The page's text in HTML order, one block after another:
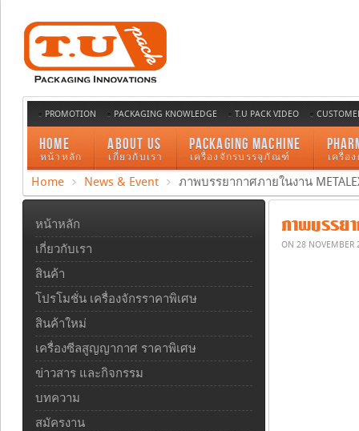
PROMOTION PACKAGING KNOWLEDGE T.U PACK VIDEO
HOME
หน้าหลัก
ABOUT US
เกี่ยวกับเรา
PACKAGING MACHINE
เครื่องจักรบรรจุภัณฑ์ เครื่อ
Home News & Event ภาพบรรยากาศภายในงาน
ภาพบรรยาก
ON 28 NOVEMBER
หน้าหลัก
เกี่ยวกับเรา
สินค้า
โปรโมชั่น เครื่องจักรราคาพิเศษ
สินค้าใหม่
เครื่องซีลสูญญากาศ ราคาพิเศษ
ข่าวสาร และกิจกรรม
บทความ
สมัครงาน